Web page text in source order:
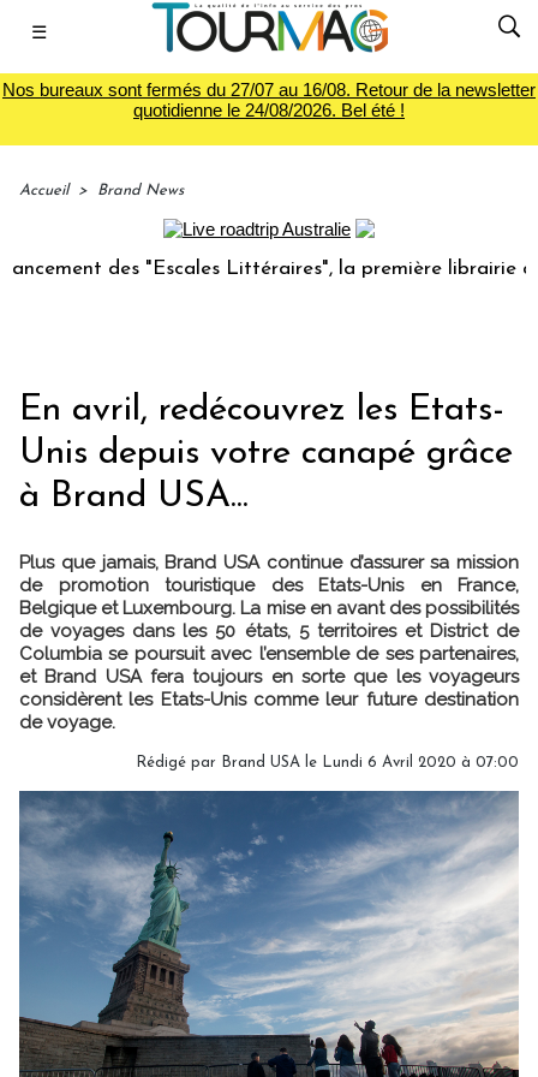
☰
Nos bureaux sont fermés du 27/07 au 16/08. Retour de la newsletter
quotidienne le 24/08/2026. Bel été !
Accueil > Brand News
des "Escales Littéraires", la première librairie du
En avril, redécouvrez les Etats-
Unis depuis votre canapé grâce
à Brand USA...
Plus que jamais, Brand USA continue d’assurer sa mission
de promotion touristique des Etats-Unis en France,
Belgique et Luxembourg. La mise en avant des possibilités
de voyages dans les 50 états, 5 territoires et District de
Columbia se poursuit avec l’ensemble de ses partenaires,
et Brand USA fera toujours en sorte que les voyageurs
considèrent les Etats-Unis comme leur future destination
de voyage.
Rédigé par Brand USA le Lundi 6 Avril 2020 à 07:00